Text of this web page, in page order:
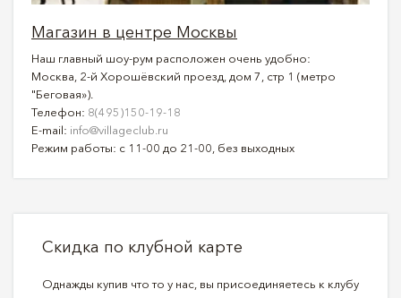
Магазин в центре Москвы
Наш главный шоу-рум расположен очень удобно:
Москва, 2-й Хорошёвский проезд, дом 7, стр 1 (метро
"Беговая»).
Телефон: 8(495)150-19-18
E-mail: info@villageclub.ru
Режим работы: с 11-00 до 21-00, без выходных
Скидка по клубной карте
Однажды купив что то у нас, вы присоединяетесь к клубу